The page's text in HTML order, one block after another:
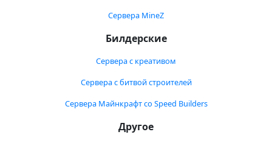
Сервера MineZ
Билдерские
Сервера с креативом
Сервера с битвой строителей
Сервера Майнкрафт со Speed Builders
Другое